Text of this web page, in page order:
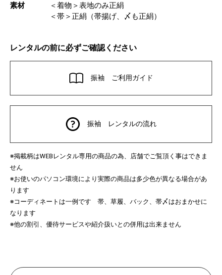
素材
＜着物＞表地のみ正絹
＜帯＞正絹（帯揚げ、〆も正絹）
レンタルの前に必ずご確認ください
振袖 ご利用ガイド
振袖 レンタルの流れ
※掲載柄はWEB レンタル専用の商品の為、店舗でご覧頂く事はできま
せん
※お使いのパソコン環境により実際の商品は多少色が異なる場合があ
ります
※コーディネートは一例です 帯、草履、バック、帯〆はおまかせに
なります
※他の割引、優待サービスや紹介扱いとの併用は出来ません